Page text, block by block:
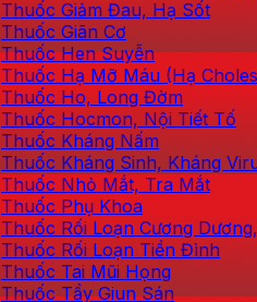
Thuốc Giảm Đau, Hạ Sốt
Thuốc Giãn Cơ
Thuốc Hen Suyễn
Thuốc Hạ Mỡ Máu (Hạ
Thuốc Ho, Long Đờm
Thuốc Hocmon, Nội Tiết Tố
Thuốc Kháng Nấm
Thuốc Kháng Sinh, Kháng
Thuốc Nhỏ Mắt, Tra Mắt
Thuốc Phụ Khoa
Thuốc Rối Loạn Cương
Thuốc Rối Loạn Tiền Đình
Thuốc Tai Mũi Họng
Thuốc Tẩy Giun Sán